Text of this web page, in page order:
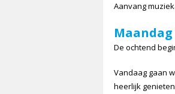
Aanvang
Maandag
De ochtend
Vandaag gaan
heerlijk